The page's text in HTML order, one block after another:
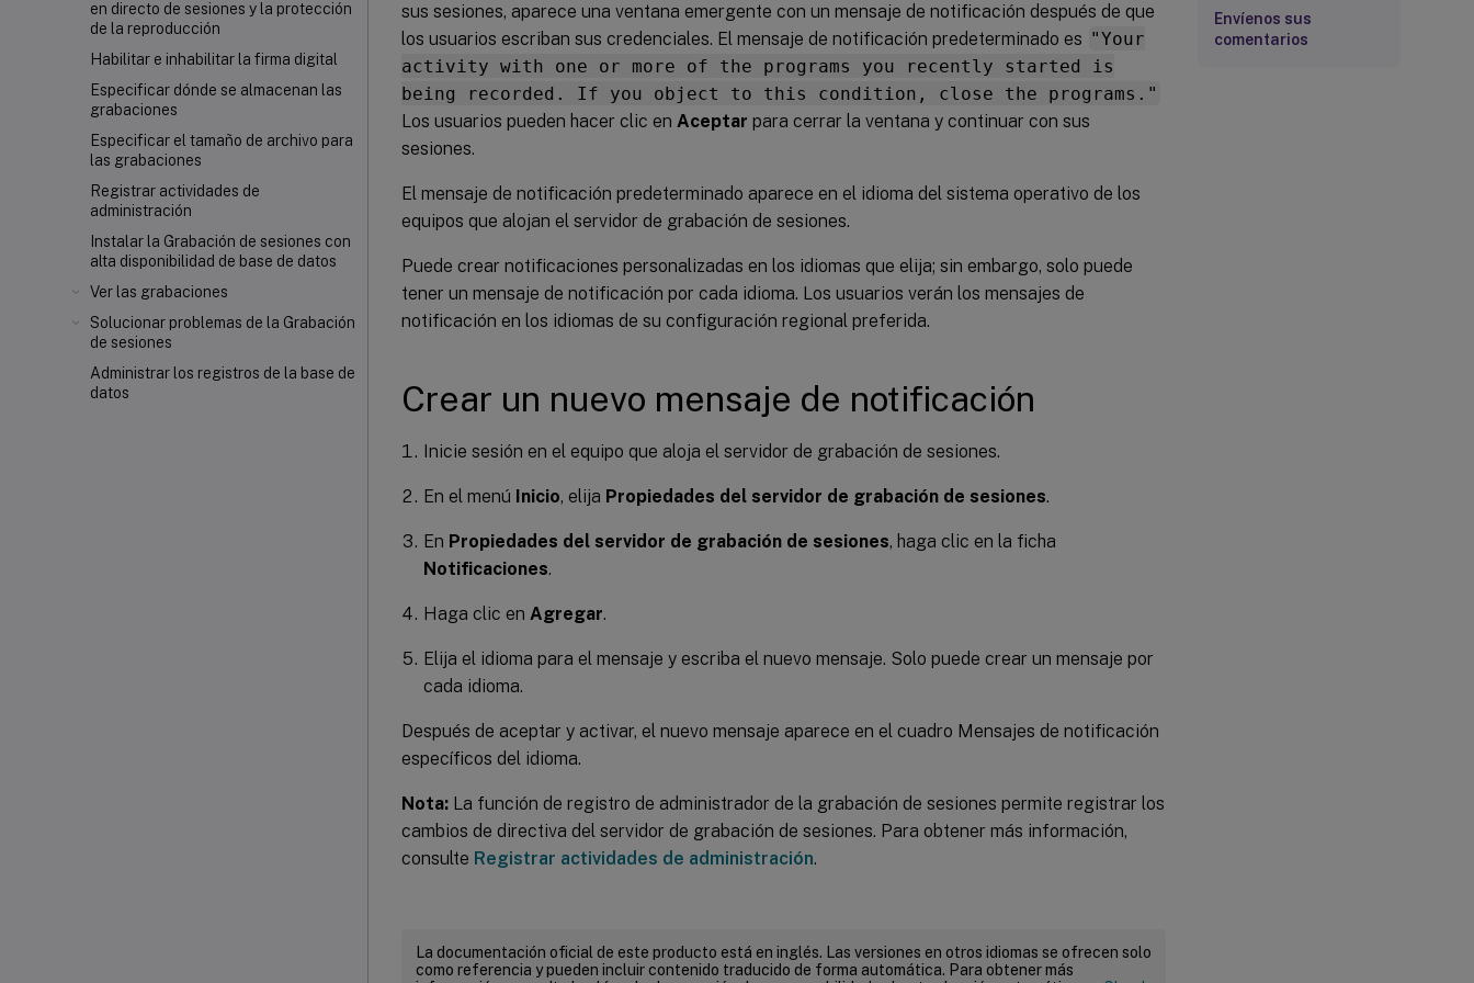
en directo de sesiones y la protección
de la reproducción
Habilitar e inhabilitar la firma digital
Especificar dónde se almacenan las
grabaciones
Especificar el tamaño de archivo para
las grabaciones
Registrar actividades de
administración
Instalar la Grabación de sesiones con
alta disponibilidad de base de datos
Ver las grabaciones
Solucionar problemas de la Grabación
de sesiones
Administrar los registros de la base de
datos
sus sesiones, aparece una ventana emergente con un mensaje de notificación después de que
los usuarios escriban sus credenciales. El mensaje de notificación predeterminado es "Your
activity with one or more of the programs you recently started is
being recorded. If you object to this condition, close the programs."
Los usuarios pueden hacer clic en Aceptar para cerrar la ventana y continuar con sus
sesiones.
El mensaje de notificación predeterminado aparece en el idioma del sistema operativo de los
equipos que alojan el servidor de grabación de sesiones.
Puede crear notificaciones personalizadas en los idiomas que elija; sin embargo, solo puede
tener un mensaje de notificación por cada idioma. Los usuarios verán los mensajes de
notificación en los idiomas de su configuración regional preferida.
Crear un nuevo mensaje de notificación
Inicie sesión en el equipo que aloja el servidor de grabación de sesiones.
En el menú Inicio, elija Propiedades del servidor de grabación de sesiones.
En Propiedades del servidor de grabación de sesiones, haga clic en la ficha
Notificaciones.
Haga clic en Agregar.
Elija el idioma para el mensaje y escriba el nuevo mensaje. Solo puede crear un mensaje por
cada idioma.
Después de aceptar y activar, el nuevo mensaje aparece en el cuadro Mensajes de notificación
específicos del idioma.
Nota: La función de registro de administrador de la grabación de sesiones permite registrar los
cambios de directiva del servidor de grabación de sesiones. Para obtener más información,
consulte Registrar actividades de administración.
La documentación oficial de este producto está en inglés. Las versiones en otros idiomas se ofrecen solo
como referencia y pueden incluir contenido traducido de forma automática. Para obtener más
Envíenos sus
comentarios